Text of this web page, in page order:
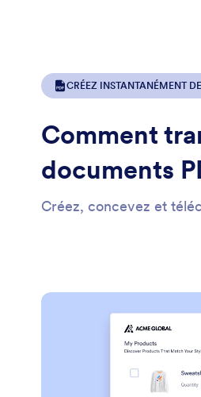
CRÉEZ INSTANTANÉMENT
Comment
documents
Créez, concevez et